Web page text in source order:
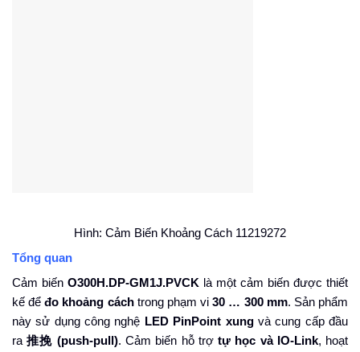
Hình: Cảm Biến Khoảng Cách 11219272
Tổng quan
Cảm biến O300H.DP-GM1J.PVCK là một cảm biến được thiết
kế đểđo khoảng cáchtrong phạm vi30 … 300 mm. Sản phẩm
này sử dụng công nghệ LED PinPoint xungvà cung cấp đầu
ra推挽 (push-pull). Cảm biến hỗ trợtự học và IO-Link, hoạt